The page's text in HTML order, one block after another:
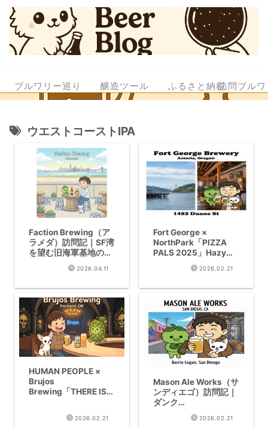
ブルワリー巡り 醸造ツール ふるさと納税訪問ブル
ウエストコーストIPA
Faction Brewing（ア
ラメダ）訪問記｜SF湾
を望む旧海軍基地の
WCIPA聖地
2026.04.11
Fort George ×
NorthPark「PIZZA
PALS 2025」Hazy
IPA 7%コラボ缶レビュ
2026.02.21
HUMAN PEOPLE ×
Brujos
Brewing「THERE IS
2026.02.21
Mason Ale Works（サ
ンディエゴ）訪問記｜
ダンク
DIPA「Dankenstein’s
Monster」に悶絶
2026.02.21